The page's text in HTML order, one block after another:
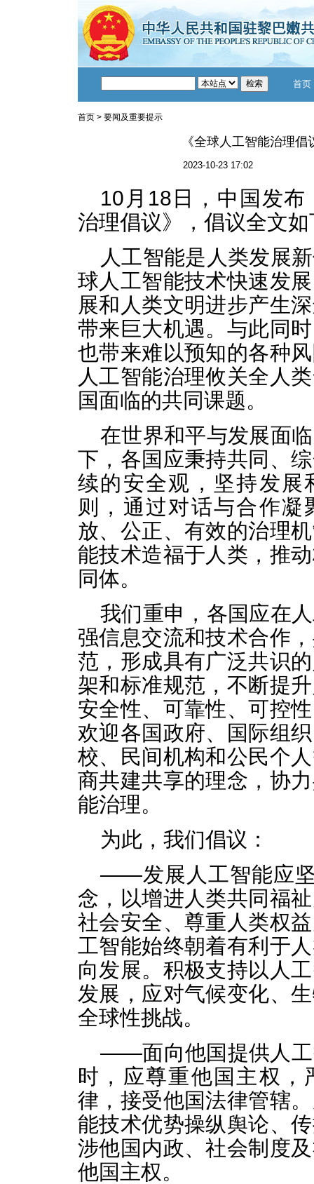
首页
首页 > 要闻及重要提示
《全球人工智能治理倡
2023-10-23 17:02
10月18日，中国发布
治理倡议》，倡议全文
人工智能是人类发展
球人工智能技术快速发
展和人类文明进步产生
带来巨大机遇。与此同
也带来难以预知的各种
人工智能治理攸关全人
国面临的共同课题。
在世界和平与发展面
下，各国应秉持共同、
续的安全观，坚持发展
则，通过对话与合作凝
放、公正、有效的治理
能技术造福于人类，推
同体。
我们重申，各国应在
强信息交流和技术合作
范，形成具有广泛共识
架和标准规范，不断提
安全性、可靠性、可控
欢迎各国政府、国际组
校、民间机构和公民个
商共建共享的理念，协
能治理。
为此，我们倡议：
——发展人工智能应坚
念，以增进人类共同福
社会安全、尊重人类权
工智能始终朝着有利于
向发展。积极支持以人
发展，应对气候变化、
全球性挑战。
——面向他国提供人工
时，应尊重他国主权，
律，接受他国法律管辖
能技术优势操纵舆论、
涉他国内政、社会制度
他国主权。